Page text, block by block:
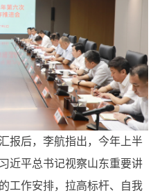
报后，李航指出，今年上半
近平总书记视察山东重要讲
工作安排，拉高标杆、自我